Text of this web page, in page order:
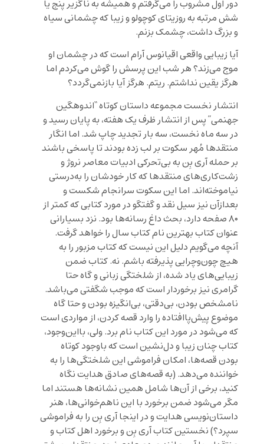
دور اول مشروب را می‌گرفتم و همیشه به ناگزیر پنج یا
شش مرتبه به روزیتای کوچولو و زیبا که چشمانی سیاه
و بزرگ داشت، چشمک بزنم.
آیا زیبایی واقعی اقیانوس آرام است که در چشمان او
موج می‌زند؟ هر شب این پرسش را گوش می‌کردم اما
هرگز یقین نداشتم. ریتم. هرگز آیا بازنمی‌گردد؟
انتشار نخست مجموعه داستان کوتاه “اندوهگین
جهنمی” پس از انتشار ظرف یک هفته، به پایان رسید و
در سه ماه نخست، سه بار تجدید چاپ شد. اما انگار
منتقدها مُهر سکوت بر لب زده بودند تا پاسخی باشند
بر حمله آری بِن به بی‌تحرکی ادبیات معاصر نروژ و
زشت‌کاری‌های منتقدها که کار خودشان را به‌درستی
نیاموخته‌اند. اما این سکوت سرانجام شکست و
بعدازآن نیز سیل نقد و گفتگو در مورد کتابی که کمتر از
۸۰ صفحه دارد، بحث داغ رسانه‌ها بود. نزد بسیارانی
عنوان کتاب بهترین نام کتاب سال را خواهد گرفت.
آنچه می‌گویم دلیل این نیست که کتاب مزبور را به
هیچ چون‌وچرایی پذیرفته باشم. نه. کتاب ضمن
زیبایی‌های یاد شده، از شلختگی زبانی و گاه حتا
گرامری نیز برخوردار است که موجب شگفتی می‌باشد.
نامشخص بودن، بی‌دقتی، بی‌انگیزه بودن و حتا گاه
موضوع پیش‌پاافتاده را وارد قصه کردن، از مواردی است
که می‌شود در مورد این کتاب نام برد. ولی، بااین‌وجود،
کتاب چنان زیبا و دل‌نشین است که باوجود کوتاه
بودن قصه‌ها، امکان فراموشی این شلختگی‌ها را به
خواننده می‌دهد. (به قصه‌های صادق هدایت نگاه
کنید، برخی از آن‌ها شامل همین نشانه‌ها هستند اما
مگر می‌شود ضمن برخورد با این ناهم‌خوانی‌ها، هنر
داستان‌نویسی هدایت و در اینجا آری بِن را به فراموشی
سپرد؟) نخستین کتاب آری بِن و برخورد اهل کتاب و